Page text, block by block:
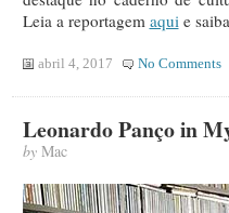
Leia a reportagem aqui e
abril 4, 2017 No Comments
Leonardo Panço in
byMac